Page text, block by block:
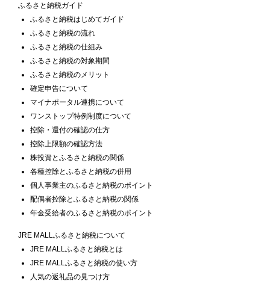
ふるさと納税ガイド
ふるさと納税はじめてガイド
ふるさと納税の流れ
ふるさと納税の仕組み
ふるさと納税の対象期間
ふるさと納税のメリット
確定申告について
マイナポータル連携について
ワンストップ特例制度について
控除・還付の確認の仕方
控除上限額の確認方法
株投資とふるさと納税の関係
各種控除とふるさと納税の併用
個人事業主のふるさと納税のポイント
配偶者控除とふるさと納税の関係
年金受給者のふるさと納税のポイント
JRE MALLふるさと納税について
JRE MALLふるさと納税とは
JRE MALLふるさと納税の使い方
人気の返礼品の見つけ方